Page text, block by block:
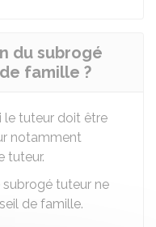
du subrogé
famille ?
le tuteur doit être
notamment
tuteur.
subrogé tuteur ne
de famille.